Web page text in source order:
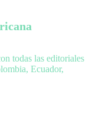
todas las editoriales
Ecuador,